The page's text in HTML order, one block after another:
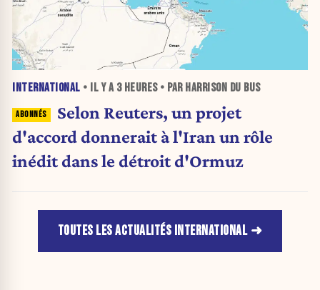
INTERNATIONAL • IL Y A 3 HEURES• PAR HARRISON DU BUS
Selon Reuters, un projet
d'accord donnerait à l'Iran un rôle
inédit dans le détroit d'Ormuz
TOUTES LES ACTUALITÉS INTERNATIONAL